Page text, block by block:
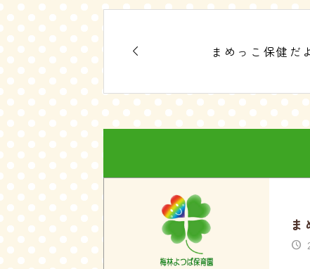
 まめっこ保健だ